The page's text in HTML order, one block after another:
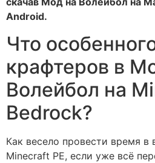
Android.
Что
крафтеров в
Волейбол на
Bedrock?
Как весело провести время в
Minecraft PE, если уже всё